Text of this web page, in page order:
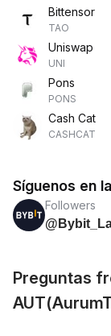
Bittensor
TAO
Uniswap
UNI
Pons
PONS
Cash Cat
CASHCAT
Síguenos en
Followers
Preguntas